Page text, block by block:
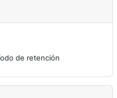
de retención